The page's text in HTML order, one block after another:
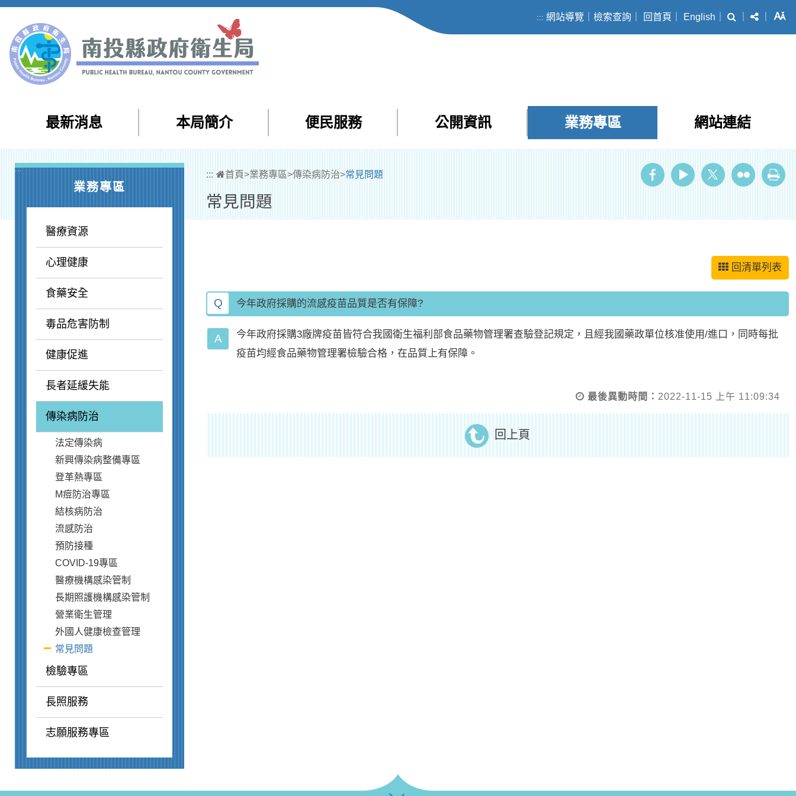
跳到主要內容區塊
::: 網站導覽 檢索查詢 回首頁 English 搜尋 分享
最新消息 本局簡介 便民服務 公開資訊 業務專區 網站連結
:::
業務專區
醫療資源
心理健康
食藥安全
毒品危害防制
健康促進
長者延緩失能
傳染病防治
法定傳染病
新興傳染病整備專區
登革熱專區
M痘防治專區
結核病防治
流感防治
預防接種
COVID-19專區
醫療機構感染管制
長期照護機構感染管制
營業衛生管理
外國人健康檢查管理
常見問題
檢驗專區
長照服務
志願服務專區
::: 首頁>業務專區>傳染病防治>常見問題
常見問題
回清單列表
Q 今年政府採購的流感疫苗品質是否有保障?
今年政府採購3廠牌疫苗皆符合我國衛生福利部食品藥物管理署查驗登記規定，且經我國藥政單位核准使用/進口，同時每批
疫苗均經食品藥物管理署檢驗合格，在品質上有保障。
最後異動時間： 2022-11-15 上午 11:09:34
回上頁